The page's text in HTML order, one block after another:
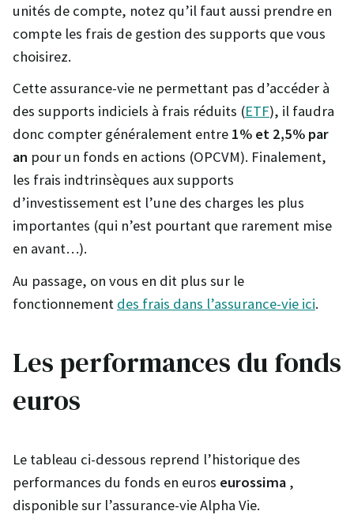
unités de compte, notez qu’il faut aussi prendre en
compte les frais de gestion des supports que vous
choisirez.
Cette assurance-vie ne permettant pas d’accéder à
des supports indiciels à frais réduits (ETF), il faudra
donc compter généralement entre 1% et 2,5% par
an pour un fonds en actions (OPCVM). Finalement,
les frais indtrinsèques aux supports
d’investissement est l’une des charges les plus
importantes (qui n’est pourtant que rarement mise
en avant…).
Au passage, on vous en dit plus sur le
fonctionnement des frais dans l’assurance-vie ici.
Les performances du fonds
euros
Le tableau ci-dessous reprend l’historique des
performances du fonds en euros eurossima ,
disponible sur l’assurance-vie Alpha Vie.